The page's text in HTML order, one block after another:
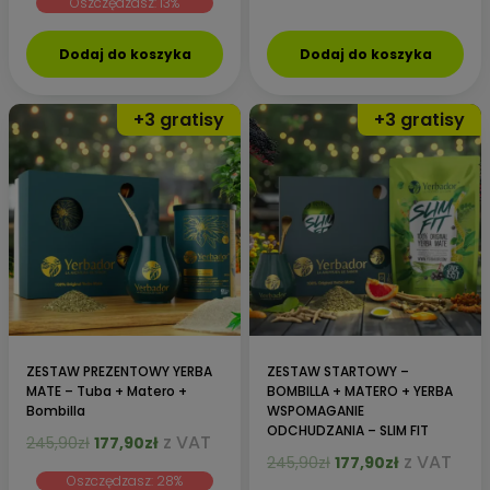
Yerbador wspomaga spalać tłuszcze
oczyszczanie
wspiera ochronę DNA
Jesteśmy dumni, służąc250 000 klientom. Yerbador
otrzymujesz zCertyfikatem Jakości NIL.
wynosiła:
149,99zł.
wynosi:
129,90zł.
Dodaj do koszyka Dodaj do koszyka
ZESTAW PREZENTOWY YERBA
MATE – Tuba + Matero +
Bombilla
245,90zł Pierwotna
wynosiła:
177,90złAktualna
wynosi:
z VAT
Oszczędzasz: 28%
ZESTAW STARTOWY –
BOMBILLA + MATERO + YERBA
WSPOMAGANIE
ODCHUDZANIA – SLIM FIT
245,90zł Pierwotna
177,90złAktualna
z VAT